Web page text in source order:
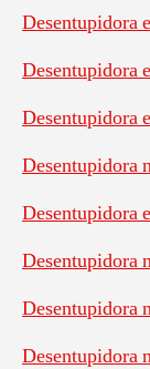
Desentupidora
Desentupidora
Desentupidora
Desentupidora
Desentupidora
Desentupidora
Desentupidora
Desentupidora